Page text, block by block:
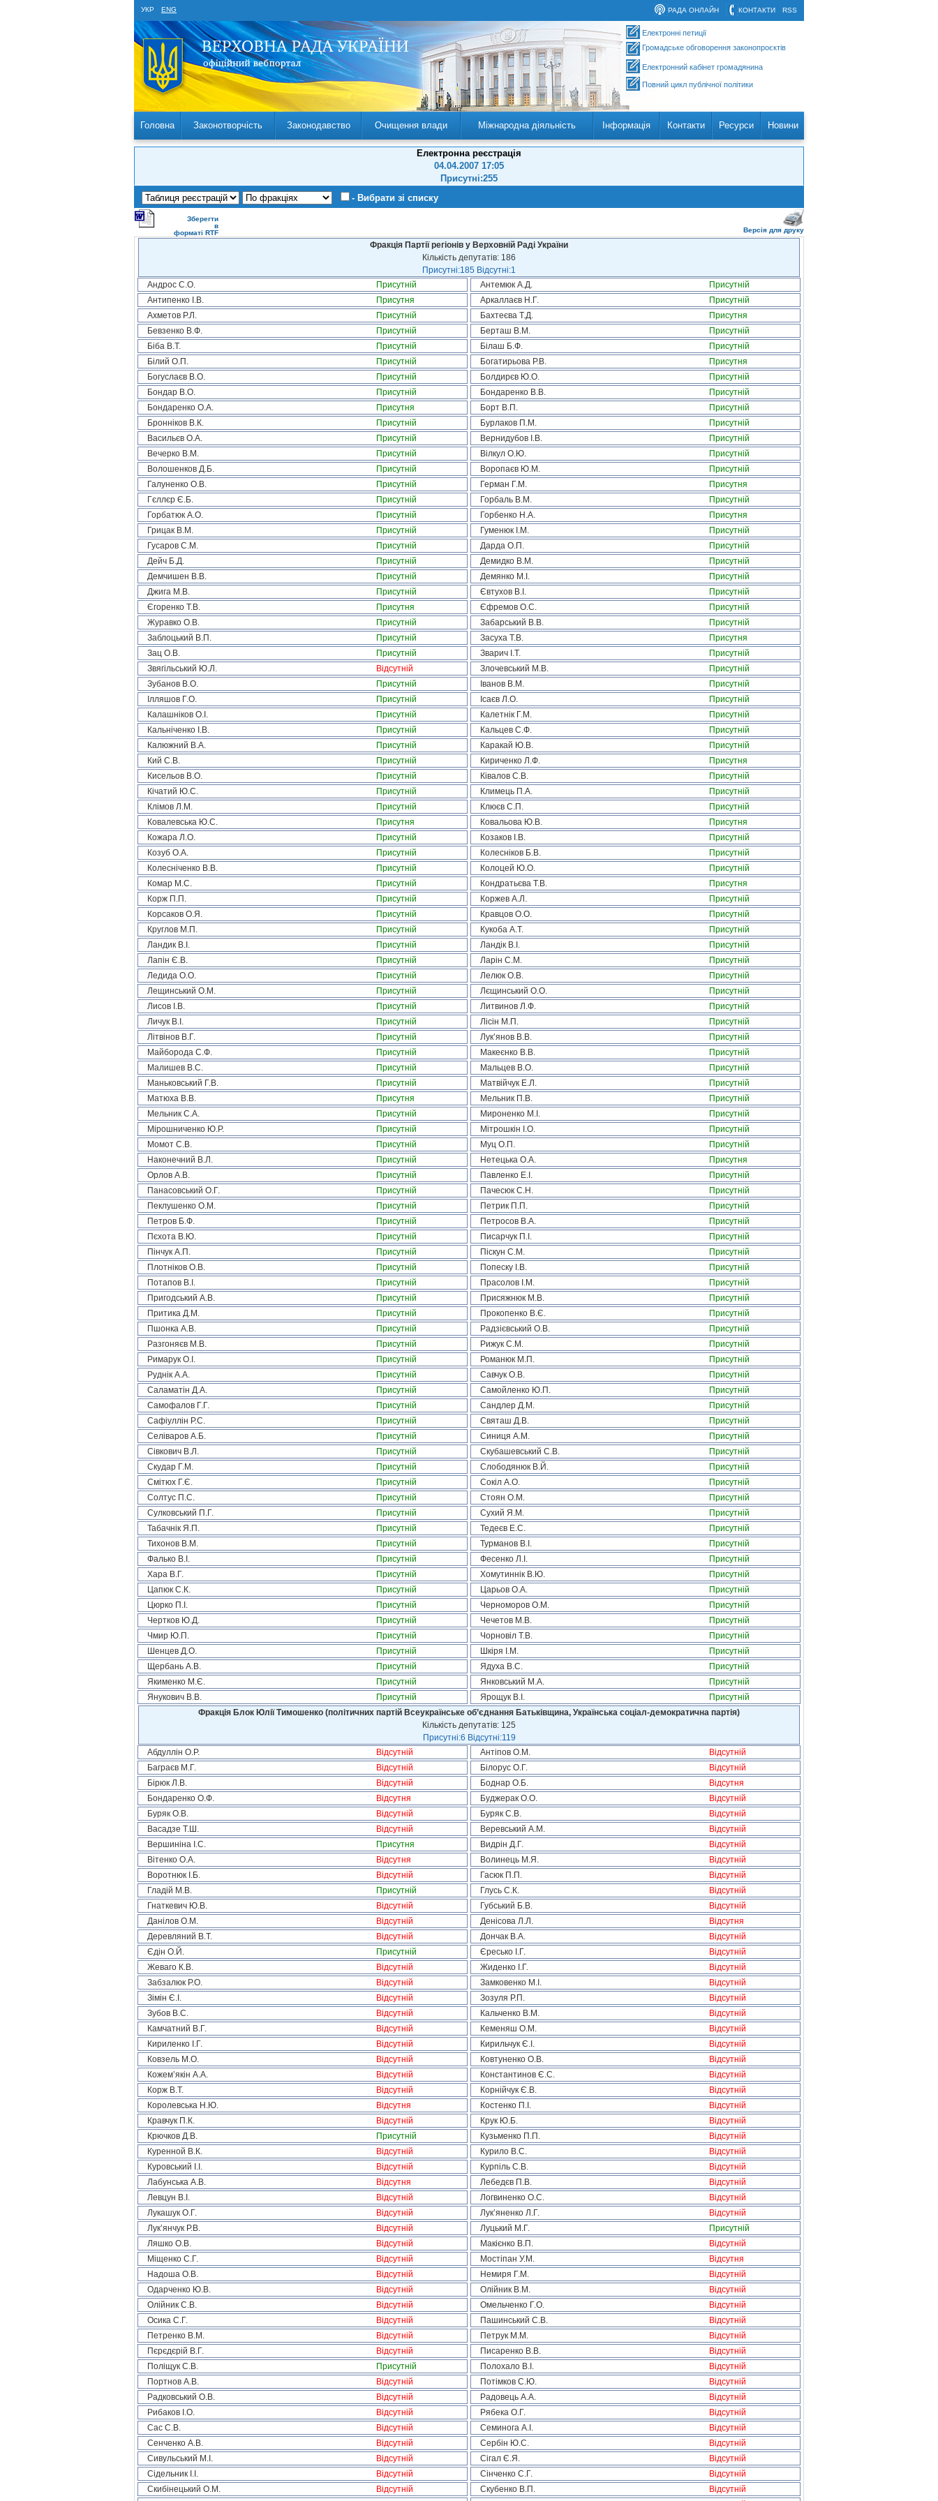
УКР ENG RSS
КОНТАКТИ
РАДА ОНЛАЙН
Електронні петиції
Громадське обговорення законопроєктів
Електронний кабінет громадянина
Повний цикл публічної політики
Головна Законотворчість Законодавство Очищення влади Міжнародна діяльність Інформація Контакти Ресурси Новини
Електронна реєстрація
04.04.2007 17:05
Присутні:255
- Вибрати зі списку
Зберегти
в
форматі RTF
Версія для друку
Фракція Партії регіонів у Верховній Раді України
Кількість депутатів: 186
Присутні:185 Відсутні:1
Андрос С.О.
Присутній Антемюк А.Д.
Присутній
Антипенко І.В.
Присутня Аркаллаєв Н.Г.
Присутній
Ахметов Р.Л.
Присутній Бахтеєва Т.Д.
Присутня
Бевзенко В.Ф.
Присутній Берташ В.М.
Присутній
Біба В.Т.
Присутній Білаш Б.Ф.
Присутній
Білий О.П.
Присутній Богатирьова Р.В.
Присутня
Богуслаєв В.О.
Присутній Болдирєв Ю.О.
Присутній
Бондар В.О.
Присутній Бондаренко В.В.
Присутній
Бондаренко О.А.
Присутня Борт В.П.
Присутній
Бронніков В.К.
Присутній Бурлаков П.М.
Присутній
Васильєв О.А.
Присутній Вернидубов І.В.
Присутній
Вечерко В.М.
Присутній Вілкул О.Ю.
Присутній
Волошенков Д.Б.
Присутній Воропаєв Ю.М.
Присутній
Галуненко О.В.
Присутній Герман Г.М.
Присутня
Гєллєр Є.Б.
Присутній Горбаль В.М.
Присутній
Горбатюк А.О.
Присутній Горбенко Н.А.
Присутня
Грицак В.М.
Присутній Гуменюк І.М.
Присутній
Гусаров С.М.
Присутній Дарда О.П.
Присутній
Дейч Б.Д.
Присутній Демидко В.М.
Присутній
Демчишен В.В.
Присутній Демянко М.І.
Присутній
Джига М.В.
Присутній Євтухов В.І.
Присутній
Єгоренко Т.В.
Присутня Єфремов О.С.
Присутній
Журавко О.В.
Присутній Забарський В.В.
Присутній
Заблоцький В.П.
Присутній Засуха Т.В.
Присутня
Зац О.В.
Присутній Зварич І.Т.
Присутній
Звягільський Ю.Л.
Відсутній Злочевський М.В.
Присутній
Зубанов В.О.
Присутній Іванов В.М.
Присутній
Ілляшов Г.О.
Присутній Ісаєв Л.О.
Присутній
Калашніков О.І.
Присутній Калетнік Г.М.
Присутній
Кальніченко І.В.
Присутній Кальцев С.Ф.
Присутній
Калюжний В.А.
Присутній Каракай Ю.В.
Присутній
Кий С.В.
Присутній Кириченко Л.Ф.
Присутня
Кисельов В.О.
Присутній Ківалов С.В.
Присутній
Кічатий Ю.С.
Присутній Климець П.А.
Присутній
Клімов Л.М.
Присутній Клюєв С.П.
Присутній
Ковалевська Ю.С.
Присутня Ковальова Ю.В.
Присутня
Кожара Л.О.
Присутній Козаков І.В.
Присутній
Козуб О.А.
Присутній Колесніков Б.В.
Присутній
Колесніченко В.В.
Присутній Колоцей Ю.О.
Присутній
Комар М.С.
Присутній Кондратьєва Т.В.
Присутня
Корж П.П.
Присутній Коржев А.Л.
Присутній
Корсаков О.Я.
Присутній Кравцов О.О.
Присутній
Круглов М.П.
Присутній Кукоба А.Т.
Присутній
Ландик В.І.
Присутній Ландік В.І.
Присутній
Лапін Є.В.
Присутній Ларін С.М.
Присутній
Ледида О.О.
Присутній Лелюк О.В.
Присутній
Лещинський О.М.
Присутній Лєщинський О.О.
Присутній
Лисов І.В.
Присутній Литвинов Л.Ф.
Присутній
Личук В.І.
Присутній Лісін М.П.
Присутній
Літвінов В.Г.
Присутній Лук’янов В.В.
Присутній
Майборода С.Ф.
Присутній Макеєнко В.В.
Присутній
Малишев В.С.
Присутній Мальцев В.О.
Присутній
Маньковський Г.В.
Присутній Матвійчук Е.Л.
Присутній
Матюха В.В.
Присутня Мельник П.В.
Присутній
Мельник С.А.
Присутній Мироненко М.І.
Присутній
Мірошниченко Ю.Р.
Присутній Мітрошкін І.О.
Присутній
Момот С.В.
Присутній Муц О.П.
Присутній
Наконечний В.Л.
Присутній Нетецька О.А.
Присутня
Орлов А.В.
Присутній Павленко Е.І.
Присутній
Панасовський О.Г.
Присутній Пачесюк С.Н.
Присутній
Пеклушенко О.М.
Присутній Петрик П.П.
Присутній
Петров Б.Ф.
Присутній Петросов В.А.
Присутній
Пєхота В.Ю.
Присутній Писарчук П.І.
Присутній
Пінчук А.П.
Присутній Піскун С.М.
Присутній
Плотніков О.В.
Присутній Попеску І.В.
Присутній
Потапов В.І.
Присутній Прасолов І.М.
Присутній
Пригодський А.В.
Присутній Присяжнюк М.В.
Присутній
Притика Д.М.
Присутній Прокопенко В.Є.
Присутній
Пшонка А.В.
Присутній Радзієвський О.В.
Присутній
Разгоняєв М.В.
Присутній Рижук С.М.
Присутній
Римарук О.І.
Присутній Романюк М.П.
Присутній
Руднік А.А.
Присутній Савчук О.В.
Присутній
Саламатін Д.А.
Присутній Самойленко Ю.П.
Присутній
Самофалов Г.Г.
Присутній Сандлер Д.М.
Присутній
Сафіуллін Р.С.
Присутній Святаш Д.В.
Присутній
Селіваров А.Б.
Присутній Синиця А.М.
Присутній
Сівкович В.Л.
Присутній Скубашевський С.В.
Присутній
Скудар Г.М.
Присутній Слободянюк В.Й.
Присутній
Смітюх Г.Є.
Присутній Сокіл А.О.
Присутній
Солтус П.С.
Присутній Стоян О.М.
Присутній
Сулковський П.Г.
Присутній Сухий Я.М.
Присутній
Табачнік Я.П.
Присутній Тедеєв Е.С.
Присутній
Тихонов В.М.
Присутній Турманов В.І.
Присутній
Фалько В.І.
Присутній Фесенко Л.І.
Присутній
Хара В.Г.
Присутній Хомутиннік В.Ю.
Присутній
Цапюк С.К.
Присутній Царьов О.А.
Присутній
Цюрко П.І.
Присутній Черноморов О.М.
Присутній
Чертков Ю.Д.
Присутній Чечетов М.В.
Присутній
Чмир Ю.П.
Присутній Чорновіл Т.В.
Присутній
Шенцев Д.О.
Присутній Шкіря І.М.
Присутній
Щербань А.В.
Присутній Ядуха В.С.
Присутній
Якименко М.Є.
Присутній Янковський М.А.
Присутній
Янукович В.В.
Присутній Ярощук В.І.
Присутній
Фракція Блок Юлії Тимошенко (політичних партій Всеукраїнське об’єднання Батьківщина, Українська соціал-демократична партія)
Кількість депутатів: 125
Присутні:6 Відсутні:119
Абдуллін О.Р.
Відсутній Антіпов О.М.
Відсутній
Баграєв М.Г.
Відсутній Білорус О.Г.
Відсутній
Бірюк Л.В.
Відсутній Боднар О.Б.
Відсутня
Бондаренко О.Ф.
Відсутня Буджерак О.О.
Відсутній
Буряк О.В.
Відсутній Буряк С.В.
Відсутній
Васадзе Т.Ш.
Відсутній Веревський А.М.
Відсутній
Вершиніна І.С.
Присутня Видрін Д.Г.
Відсутній
Вітенко О.А.
Відсутня Волинець М.Я.
Відсутній
Воротнюк І.Б.
Відсутній Гасюк П.П.
Відсутній
Гладій М.В.
Присутній Глусь С.К.
Відсутній
Гнаткевич Ю.В.
Відсутній Губський Б.В.
Відсутній
Данілов О.М.
Відсутній Денісова Л.Л.
Відсутня
Деревляний В.Т.
Відсутній Дончак В.А.
Відсутній
Єдін О.Й.
Присутній Єресько І.Г.
Відсутній
Жеваго К.В.
Відсутній Жиденко І.Г.
Відсутній
Забзалюк Р.О.
Відсутній Замковенко М.І.
Відсутній
Зімін Є.І.
Відсутній Зозуля Р.П.
Відсутній
Зубов В.С.
Відсутній Кальченко В.М.
Відсутній
Камчатний В.Г.
Відсутній Кеменяш О.М.
Відсутній
Кириленко І.Г.
Відсутній Кирильчук Є.І.
Відсутній
Ковзель М.О.
Відсутній Ковтуненко О.В.
Відсутній
Кожем’якін А.А.
Відсутній Константинов Є.С.
Відсутній
Корж В.Т.
Відсутній Корнійчук Є.В.
Відсутній
Королевська Н.Ю.
Відсутня Костенко П.І.
Відсутній
Кравчук П.К.
Відсутній Крук Ю.Б.
Відсутній
Крючков Д.В.
Присутній Кузьменко П.П.
Відсутній
Куренной В.К.
Відсутній Курило В.С.
Відсутній
Куровський І.І.
Відсутній Курпіль С.В.
Відсутній
Лабунська А.В.
Відсутня Лебедєв П.В.
Відсутній
Левцун В.І.
Відсутній Логвиненко О.С.
Відсутній
Лукашук О.Г.
Відсутній Лук’яненко Л.Г.
Відсутній
Лук’янчук Р.В.
Відсутній Луцький М.Г.
Присутній
Ляшко О.В.
Відсутній Макієнко В.П.
Відсутній
Міщенко С.Г.
Відсутній Мостіпан У.М.
Відсутня
Надоша О.В.
Відсутній Немиря Г.М.
Відсутній
Одарченко Ю.В.
Відсутній Олійник В.М.
Відсутній
Олійник С.В.
Відсутній Омельченко Г.О.
Відсутній
Осика С.Г.
Відсутній Пашинський С.В.
Відсутній
Петренко В.М.
Відсутній Петрук М.М.
Відсутній
Пєрєдєрій В.Г.
Відсутній Писаренко В.В.
Відсутній
Поліщук С.В.
Присутній Полохало В.І.
Відсутній
Портнов А.В.
Відсутній Потімков С.Ю.
Відсутній
Радковський О.В.
Відсутній Радовець А.А.
Відсутній
Рибаков І.О.
Відсутній Рябека О.Г.
Відсутній
Сас С.В.
Відсутній Семинога А.І.
Відсутній
Сенченко А.В.
Відсутній Сербін Ю.С.
Відсутній
Сивульський М.І.
Відсутній Сігал Є.Я.
Відсутній
Сідельник І.І.
Відсутній Сінченко С.Г.
Відсутній
Скибінецький О.М.
Відсутній Скубенко В.П.
Відсутній